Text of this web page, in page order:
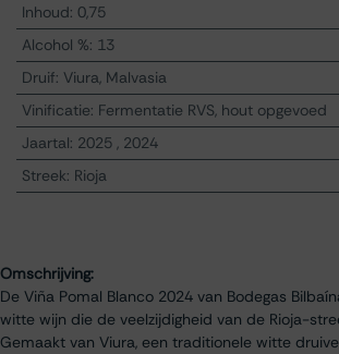
Inhoud: 0,75
Alcohol %: 13
Druif: Viura, Malvasia
Vinificatie: Fermentatie RVS, hout opgevoed
Jaartal: 2025, 2024
Streek: Rioja
Omschrijving:
De Viña Pomal Blanco 2024 van Bodegas
witte wijn die de veelzijdigheid van de Rioja-
Gemaakt van Viura, een traditionele witte